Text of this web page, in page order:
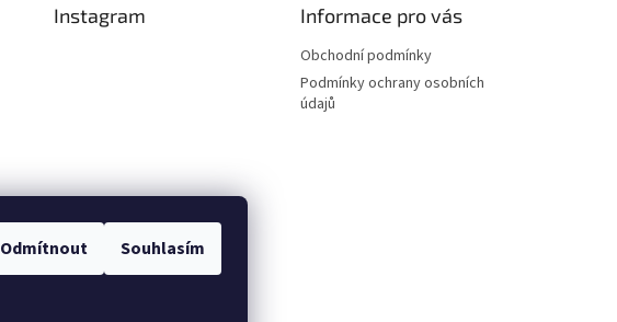
Odmítnout Souhlasím
Instagram
Sledovat na Instagramu
Informace pro vás
Obchodní podmínky
Podmínky ochrany osobních
údajů